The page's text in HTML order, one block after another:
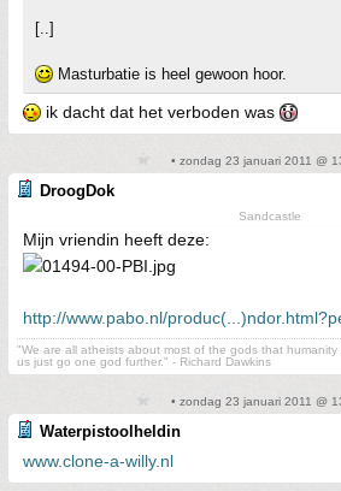
[..]
Masturbatie is heel gewoon hoor.
ik dacht dat het verboden was
• zondag 23 januari 2011 @
DroogDok
Sandcastle
Mijn vriendin heeft deze:
http://www.pabo.nl/
"We are all atheists about most of the gods that
us just go one god further." - Richard Dawkins
• zondag 23 januari 2011 @
Waterpistoolheldin
www.clone-a-willy.nl